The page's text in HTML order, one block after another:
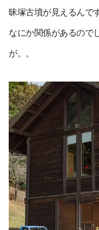
昧塚古墳が見えるんで
なにか関係があるので
が。。